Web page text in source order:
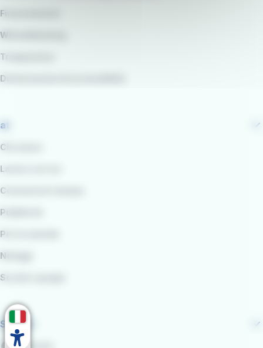
Finanziamenti
Whistleblowing
Trasparenza
Dichiarazione di accessibilità
at
Chi siamo
Lavora con noi
Comunicati stampa
Pubblicità
Per le aziende
Noleggi
Scuole e gruppi
Seguici